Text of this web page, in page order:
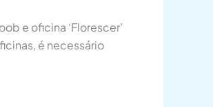
e oficina ‘Florescer’
é necessário